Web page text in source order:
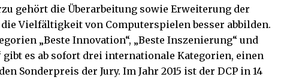
gehört die Überarbeitung sowie Erweiterung der
Vielfältigkeit von Computerspielen besser abbilden.
„Beste Innovation“, „Beste Inszenierung“ und
gibt es ab sofort drei internationale Kategorien, einen
Sonderpreis der Jury. Im Jahr 2015 ist der DCP in 14